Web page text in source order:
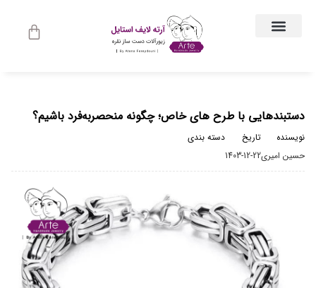
دستبندهایی با طرح های خاص؛ چگونه منحصر‌به‌فرد باشیم؟
نویسنده
حسین امیری
تاریخ
1403-12-22
دسته بندی